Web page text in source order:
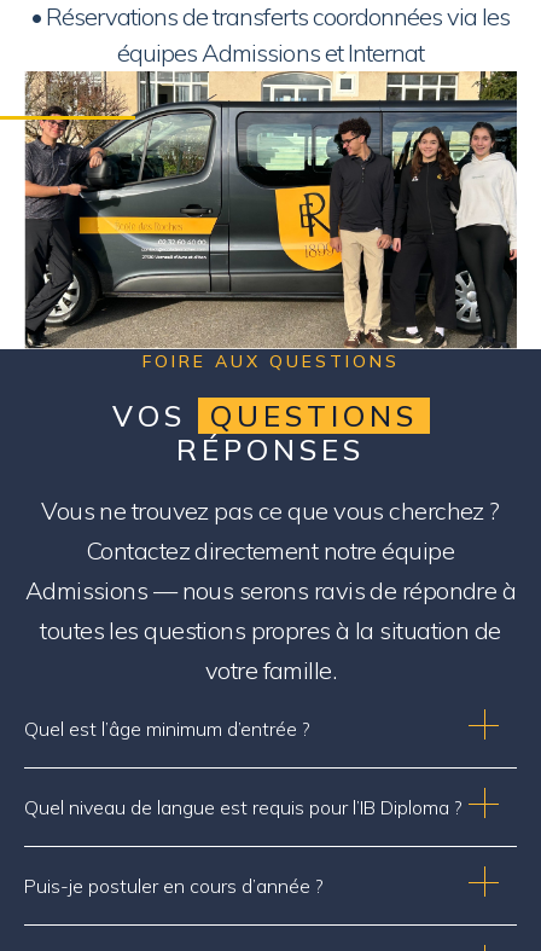
•⁠ ⁠Réservations de transferts coordonnées via les
équipes Admissions et Internat
FOIRE AUX QUESTIONS
VOS
QUESTIONS
RÉPONSES
Vous ne trouvez pas ce que vous cherchez ?
Contactez directement notre équipe
Admissions — nous serons ravis de répondre à
toutes les questions propres à la situation de
votre famille.
Quel est l’âge minimum d’entrée ?
Quel niveau de langue est requis pour l’IB Diploma ?
Puis-je postuler en cours d’année ?